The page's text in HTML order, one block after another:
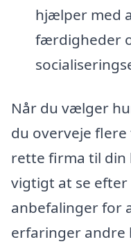
hjælper med
færdigheder
Når du vælger
du overveje
rette firma til din
vigtigt at se
anbefalinger for
erfaringer andre